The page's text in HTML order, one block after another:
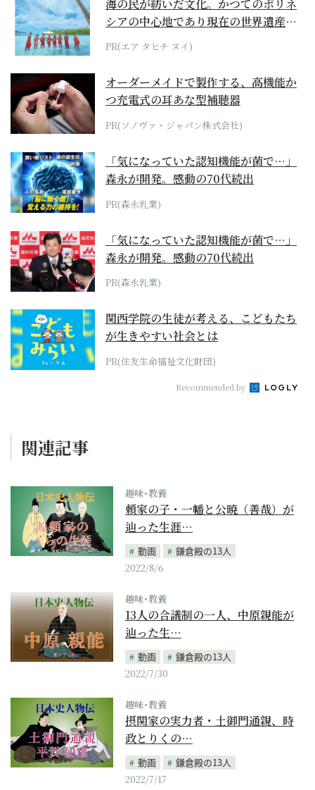
海の民が紡いだ文化。かつてのポリネ
シアの中心地であり現在の世界遺産か
らみえてくる...
PR(エア タヒチ ヌイ)
オーダーメイドで製作する、高機能か
つ充電式の耳あな型補聴器
PR(ソノヴァ・ジャパン株式会社)
「気になっていた認知機能が菌で…」
森永が開発。感動の70代続出
PR(森永乳業)
「気になっていた認知機能が菌で…」
森永が開発。感動の70代続出
PR(森永乳業)
関西学院の生徒が考える、こどもたち
が生きやすい社会とは
PR(住友生命福祉文化財団)
Recommended by
関連記事
趣味･教養
頼家の子・一幡と公暁（善哉）が
辿った生涯…
動画
鎌倉殿の13人
2022/8/6
趣味･教養
13人の合議制の一人、中原親能が
辿った生…
動画
鎌倉殿の13人
2022/7/30
趣味･教養
摂関家の実力者・土御門通親、時
政とりくの…
動画
鎌倉殿の13人
2022/7/17